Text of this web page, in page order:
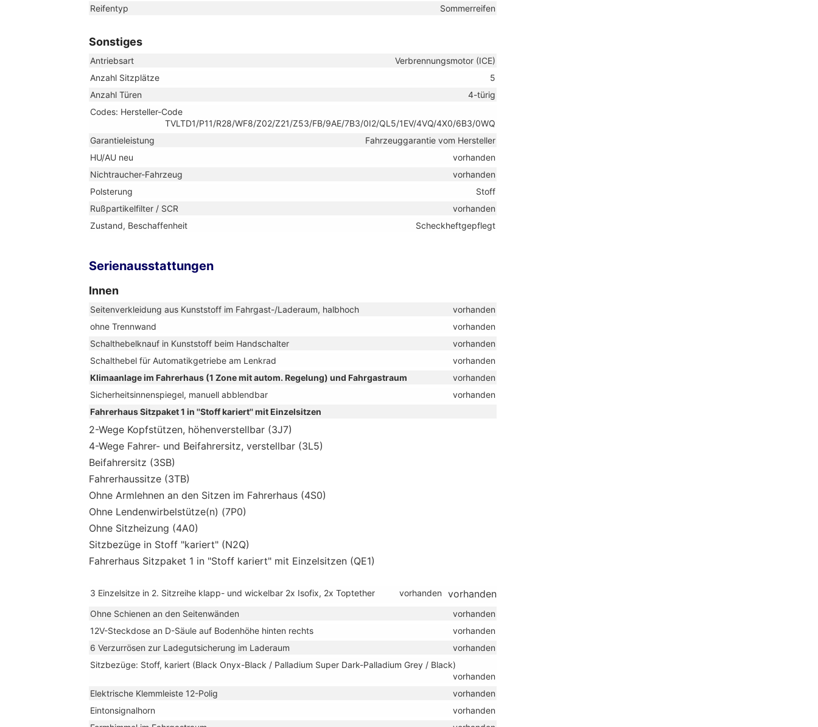
Reifentyp
Sommerreifen
Sonstiges
Antriebsart
Verbrennungsmotor (ICE)
Anzahl Sitzplätze
5
Anzahl Türen
4-türig
Codes: Hersteller-Code
TVLTD1/P11/R28/WF8/Z02/Z21/Z53/FB/9AE/7B3/0I2/QL5/1EV/4VQ/4X0/6B3/0WQ
Garantieleistung
Fahrzeuggarantie vom Hersteller
HU/AU neu
vorhanden
Nichtraucher-Fahrzeug
vorhanden
Polsterung
Stoff
Rußpartikelfilter / SCR
vorhanden
Zustand, Beschaffenheit
Scheckheftgepflegt
Serienausstattungen
Innen
Seitenverkleidung aus Kunststoff im Fahrgast-/Laderaum, halbhoch
vorhanden
ohne Trennwand
vorhanden
Schalthebelknauf in Kunststoff beim Handschalter
vorhanden
Schalthebel für Automatikgetriebe am Lenkrad
vorhanden
Klimaanlage im Fahrerhaus (1 Zone mit autom. Regelung) und Fahrgastraum
vorhanden
Sicherheitsinnenspiegel, manuell abblendbar
vorhanden
Fahrerhaus Sitzpaket 1 in ''Stoff kariert'' mit Einzelsitzen
2-Wege Kopfstützen, höhenverstellbar (3J7)
4-Wege Fahrer- und Beifahrersitz, verstellbar (3L5)
Beifahrersitz (3SB)
Fahrerhaussitze (3TB)
Ohne Armlehnen an den Sitzen im Fahrerhaus (4S0)
Ohne Lendenwirbelstütze(n) (7P0)
Ohne Sitzheizung (4A0)
Sitzbezüge in Stoff "kariert" (N2Q)
Fahrerhaus Sitzpaket 1 in "Stoff kariert" mit Einzelsitzen (QE1)
vorhanden
3 Einzelsitze in 2. Sitzreihe klapp- und wickelbar 2x Isofix, 2x Toptether
vorhanden
Ohne Schienen an den Seitenwänden
vorhanden
12V-Steckdose an D-Säule auf Bodenhöhe hinten rechts
vorhanden
6 Verzurrösen zur Ladegutsicherung im Laderaum
vorhanden
Sitzbezüge: Stoff, kariert (Black Onyx-Black / Palladium Super Dark-Palladium Grey / Black)
vorhanden
Elektrische Klemmleiste 12-Polig
vorhanden
Eintonsignalhorn
vorhanden